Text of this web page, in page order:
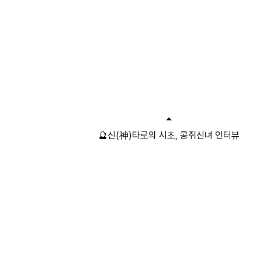
🔮신(神)타로의 시초, 콩쥐신녀 인터뷰